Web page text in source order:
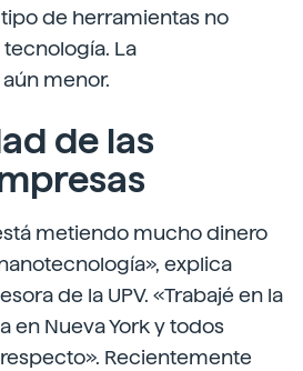
de herramientas no
La
menor.
de las
metiendo mucho dinero
explica
de la UPV. «Trabajé en la
en Nueva York y todos
Recientemente